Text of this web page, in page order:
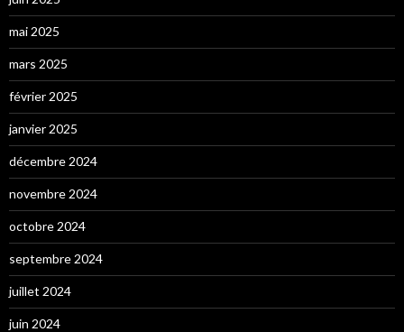
mai 2025
mars 2025
février 2025
janvier 2025
décembre 2024
novembre 2024
octobre 2024
septembre 2024
juillet 2024
juin 2024